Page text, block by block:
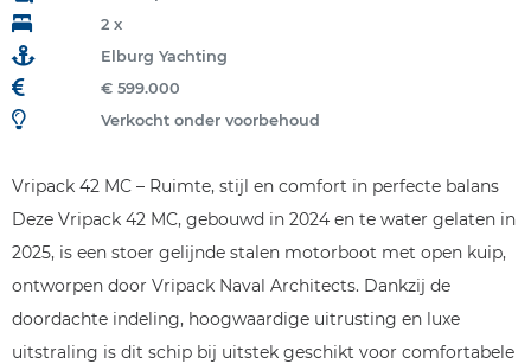
2 x
Elburg Yachting
€ 599.000
Verkocht onder voorbehoud
Vripack 42 MC – Ruimte, stijl en comfort in perfecte balans
Deze Vripack 42 MC, gebouwd in 2024 en te water gelaten in
2025, is een stoer gelijnde stalen motorboot met open kuip,
ontworpen door Vripack Naval Architects. Dankzij de
doordachte indeling, hoogwaardige uitrusting en luxe
uitstraling is dit schip bij uitstek geschikt voor comfortabele